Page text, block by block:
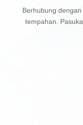
Berhubung
tempahan.